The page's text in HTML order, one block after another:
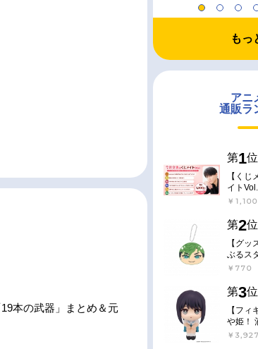
本の武器」まとめ＆元
もっ
アニ
通販ラ
第1位
【くじ
イト
馴染、
￥1,100
第2位
【グッ
ぶるス
にぎに
￥770
第3位
【フィ
や姫！
￥3,927